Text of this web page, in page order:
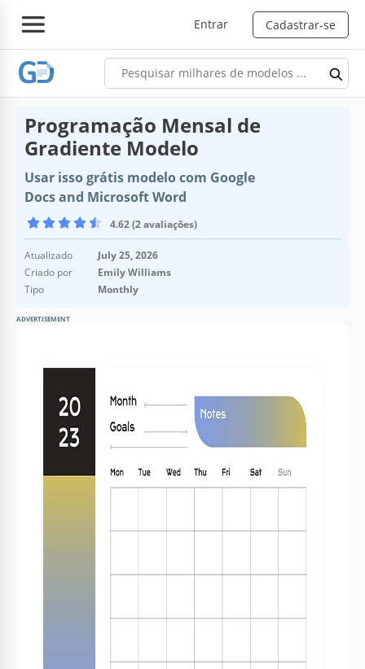
Entrar Cadastrar-se
Programação Mensal de
Gradiente Modelo
Usar isso grátis modelo com Google
Docs and Microsoft Word
4.62 (2 avaliações)
Atualizado
July 25, 2026
Criado por
Emily Williams
Tipo
Monthly
ADVERTISEMENT